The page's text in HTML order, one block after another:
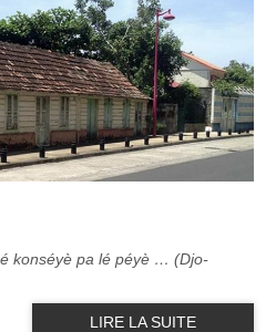
konséyè pa lé péyè … (Djo-
LIRE LA SUITE